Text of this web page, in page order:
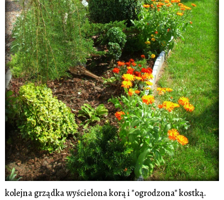
kolejna grządka wyścielona korą i "ogrodzona" kostką.